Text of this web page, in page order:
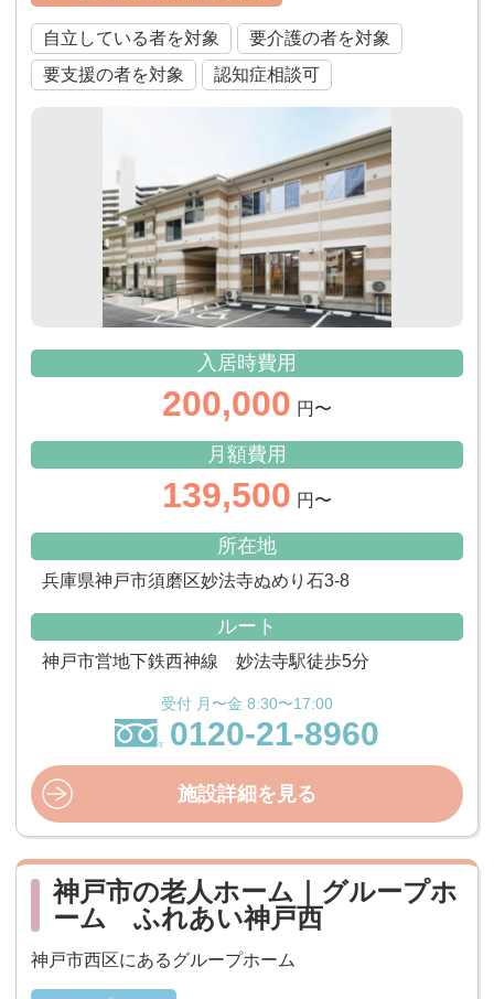
自立している者を対象
要介護の者を対象
要支援の者を対象
認知症相談可
入居時費用
200,000 円〜
月額費用
139,500 円〜
所在地
兵庫県神戸市須磨区妙法寺ぬめり石3-8
ルート
神戸市営地下鉄西神線 妙法寺駅徒歩5分
受付 月〜金 8:30〜17:00
0120-21-8960
施設詳細を見る
神戸市の老人ホーム｜グループホ
ーム ふれあい神戸西
神戸市西区にあるグループホーム